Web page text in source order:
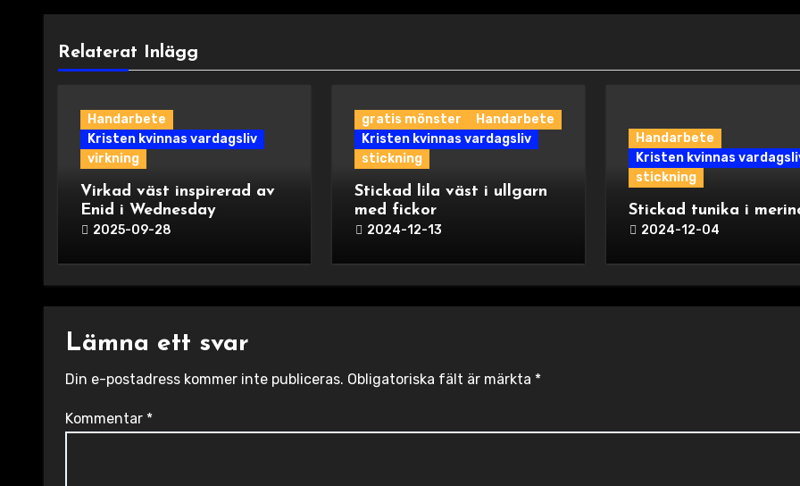
Relaterat Inlägg
Handarbete
Kristen kvinnas vardagsliv
virkning
Virkad väst inspirerad av
Enid i Wednesday
2025-09-28
gratis mönster
Handarbete
Kristen kvinnas vardagsliv
stickning
Stickad lila väst i ullgarn
med fickor
2024-12-13
Handarbete
Kristen kvinnas
stickning
Stickad tunika i
2024-12-04
Lämna ett svar
Din e-postadress kommer inte publiceras. Obligatoriska fält är märkta *
Kommentar *